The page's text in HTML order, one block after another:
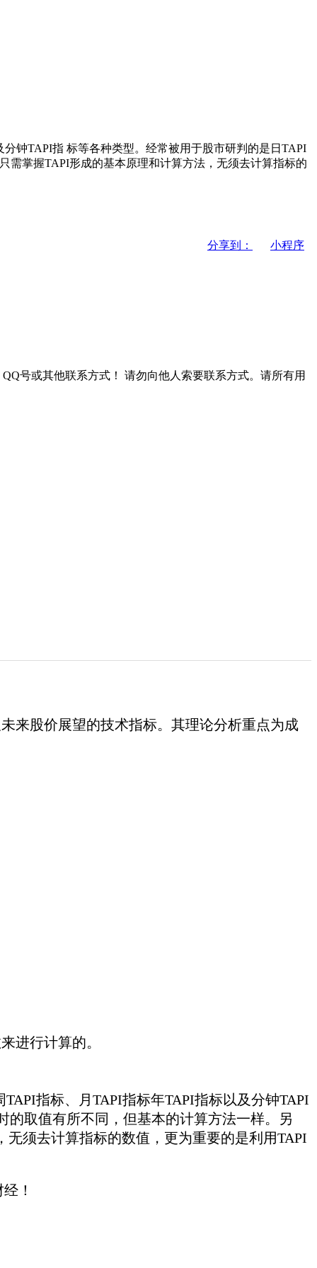
钟TAPI指 标等各种类型。经常被用于股市研判的是日TAPI
需掌握TAPI形成的基本原理和计算方法，无须去计算指标的
分享到：
小程序
号或其他联系方式！
请勿向他人索要联系方式。请所有用
来股价展望的技术指标。其理论分析重点为成
进行计算的。
指标、月TAPI指标年TAPI指标以及分钟TAPI
的取值有所不同，但基本的计算方法一样。另
须去计算指标的数值，更为重要的是利用TAPI
！